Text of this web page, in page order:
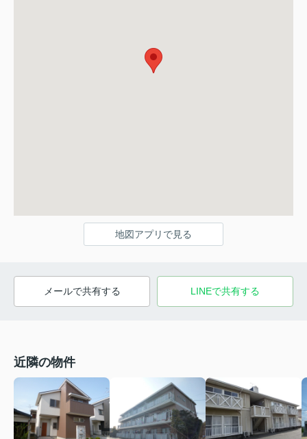
地図アプリで見る
メールで共有する LINEで共有する
近隣の物件